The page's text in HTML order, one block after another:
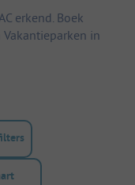
erkend. Boek
in